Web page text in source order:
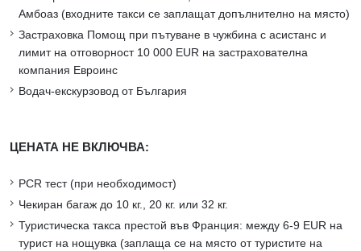
Амбоаз (входните такси се заплащат допълнително на място)
Застраховка Помощ при пътуване в чужбина с асистанс и
лимит на отговорност 10 000 EUR на застрахователна
компания Евроинс
Водач-екскурзовод от България
ЦЕНАТА НЕ ВКЛЮЧВА:
PCR тест (при необходимост)
Чекиран багаж до 10 кг., 20 кг. или 32 кг.
Туристическа такса престой във Франция: между 6-9 EUR на
турист на нощувка (заплаща се на място от туристите на